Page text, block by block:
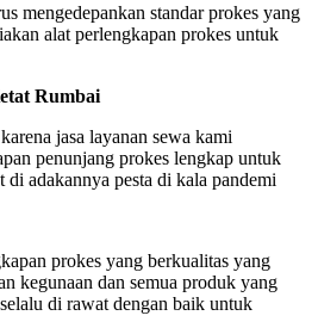
mengedepankan standar prokes yang
alat perlengkapan prokes untuk
Rumbai
jasa layanan sewa kami
penunjang prokes lengkap untuk
di adakannya pesta di kala pandemi
prokes yang berkualitas yang
kegunaan dan semua produk yang
di rawat dengan baik untuk